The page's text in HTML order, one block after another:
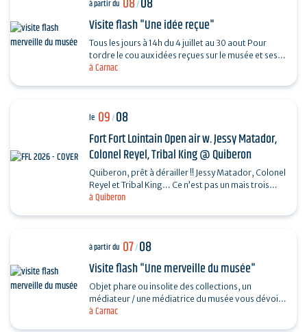
à Carnac
à partir du /
Visite flash "Une idée reçue"
Tous les jours à 14h du 4 juillet au 30 aout Pour
tordre le cou aux idées reçues sur le musée et ses
collections, piochez au hasard une question et…
à Quiberon
le 09/08
Fort Fort Lointain Open air w. Jessy Matador,
Colonel Reyel, Tribal King @ Quiberon
Quiberon, prêt à dérailler !! Jessy Matador, Colonel
Reyel et Tribal King… Ce n’est pas un mais trois
artistes que nous invitons le dimanche 9…
à Carnac
à partir du 07/08
Visite flash "Une merveille du musée"
Objet phare ou insolite des collections, un
médiateur / une médiatrice du musée vous dévoile
son histoire. Sans réservation. Durée 30…